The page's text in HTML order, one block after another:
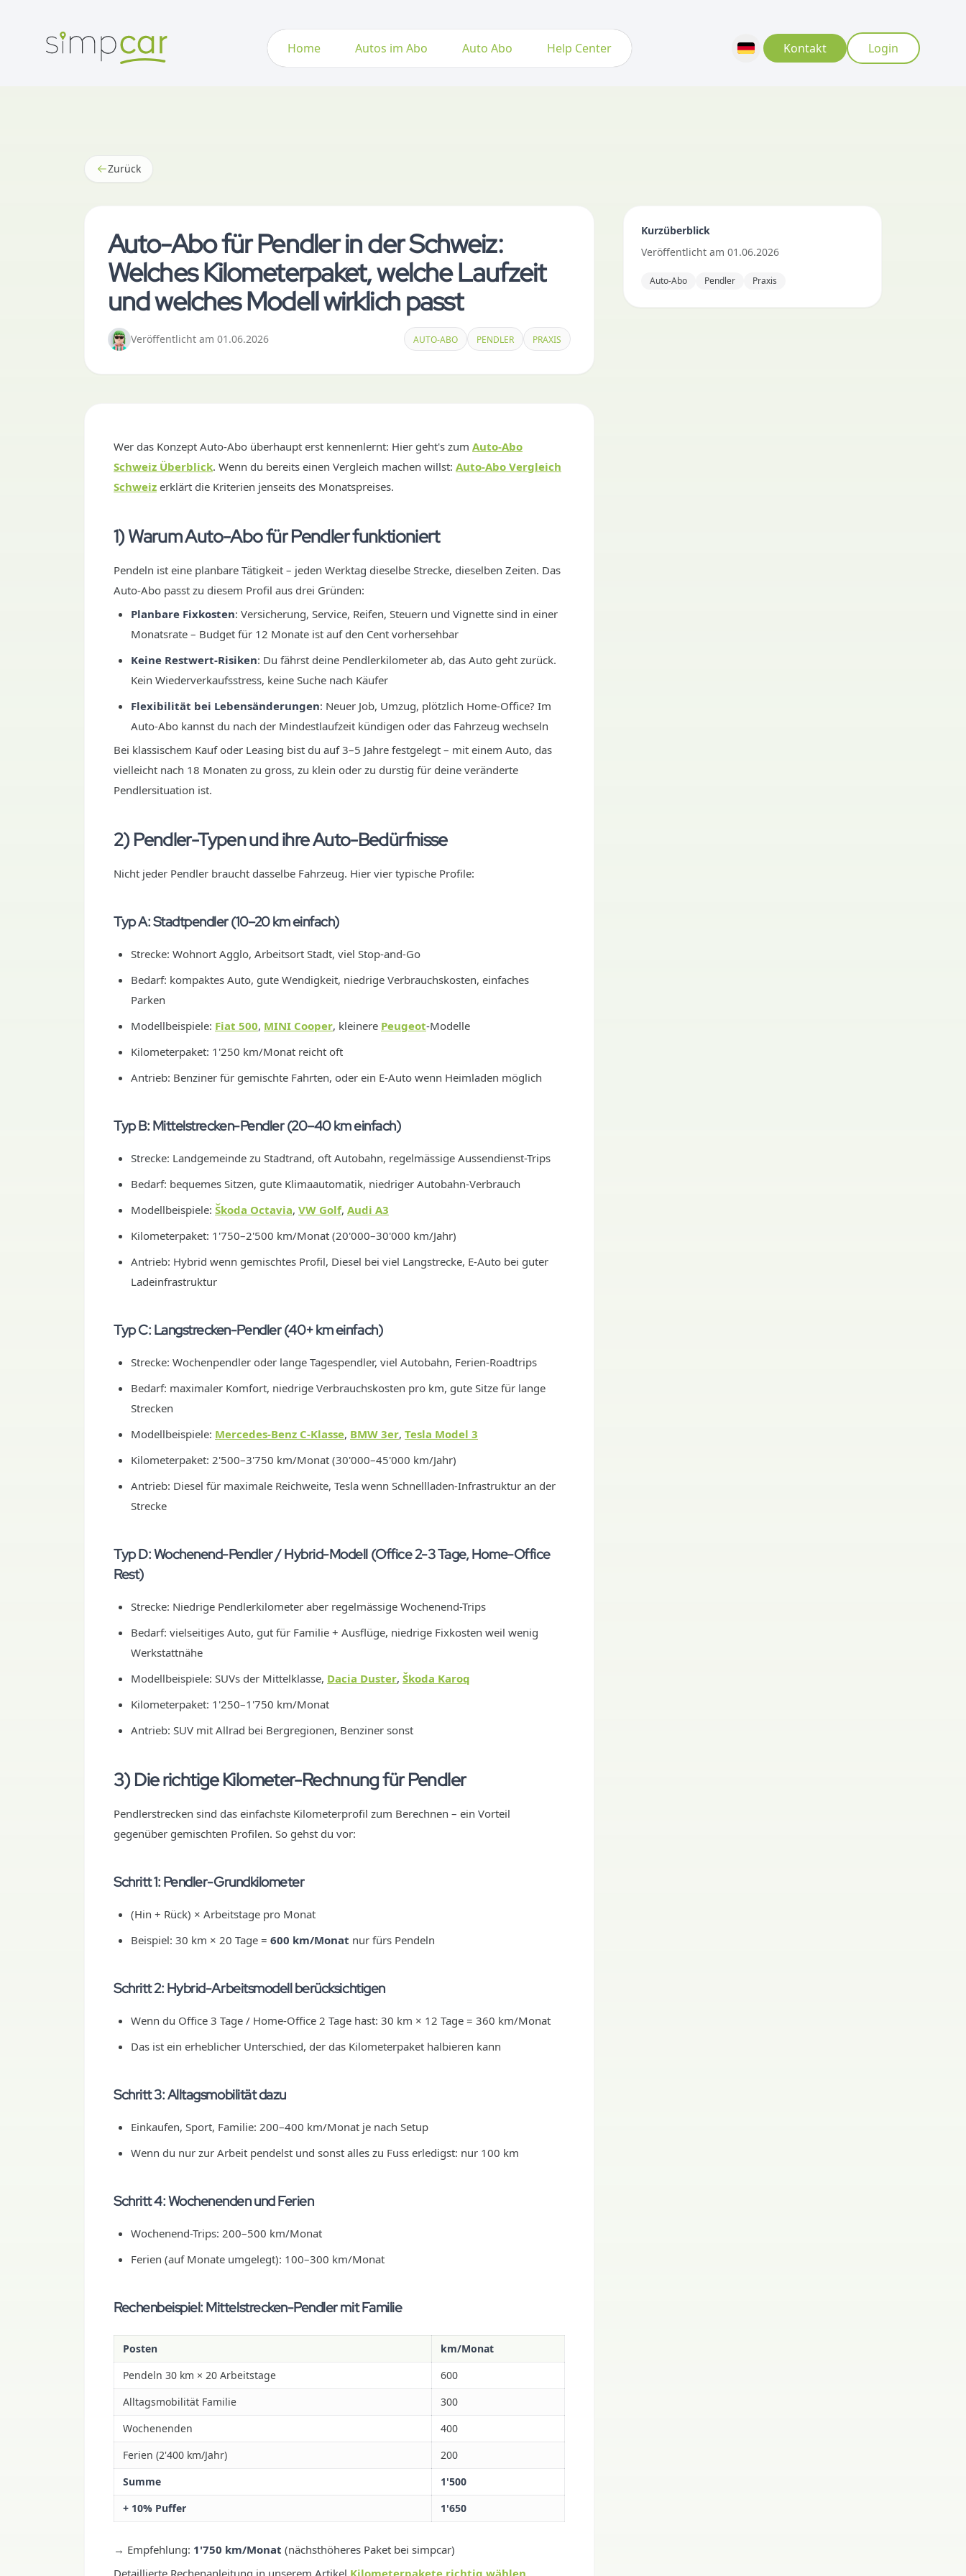
Home Autos im Abo Auto Abo Help Center Kontakt Login
Zurück
Auto-Abo für Pendler in der Schweiz:
Welches Kilometerpaket, welche Laufzeit
und welches Modell wirklich passt
Veröffentlicht am 01.06.2026 AUTO-ABO PENDLER PRAXIS
Wer das Konzept Auto-Abo überhaupt erst kennenlernt: Hier geht's zum Auto-Abo
Schweiz Überblick. Wenn du bereits einen Vergleich machen willst: Auto-Abo Vergleich
Schweiz erklärt die Kriterien jenseits des Monatspreises.
1) Warum Auto-Abo für Pendler funktioniert
Pendeln ist eine planbare Tätigkeit – jeden Werktag dieselbe Strecke, dieselben Zeiten. Das
Auto-Abo passt zu diesem Profil aus drei Gründen:
Planbare Fixkosten: Versicherung, Service, Reifen, Steuern und Vignette sind in einer
Monatsrate – Budget für 12 Monate ist auf den Cent vorhersehbar
Keine Restwert-Risiken: Du fährst deine Pendlerkilometer ab, das Auto geht zurück.
Kein Wiederverkaufsstress, keine Suche nach Käufer
Flexibilität bei Lebensänderungen: Neuer Job, Umzug, plötzlich Home-Office? Im
Auto-Abo kannst du nach der Mindestlaufzeit kündigen oder das Fahrzeug wechseln
Bei klassischem Kauf oder Leasing bist du auf 3–5 Jahre festgelegt – mit einem Auto, das
vielleicht nach 18 Monaten zu gross, zu klein oder zu durstig für deine veränderte
Pendlersituation ist.
2) Pendler-Typen und ihre Auto-Bedürfnisse
Nicht jeder Pendler braucht dasselbe Fahrzeug. Hier vier typische Profile:
Typ A: Stadtpendler (10–20 km einfach)
Strecke: Wohnort Agglo, Arbeitsort Stadt, viel Stop-and-Go
Bedarf: kompaktes Auto, gute Wendigkeit, niedrige Verbrauchskosten, einfaches
Parken
Modellbeispiele: Fiat 500, MINI Cooper, kleinere Peugeot-Modelle
Kilometerpaket: 1'250 km/Monat reicht oft
Antrieb: Benziner für gemischte Fahrten, oder ein E-Auto wenn Heimladen möglich
Typ B: Mittelstrecken-Pendler (20–40 km einfach)
Strecke: Landgemeinde zu Stadtrand, oft Autobahn, regelmässige Aussendienst-Trips
Bedarf: bequemes Sitzen, gute Klimaautomatik, niedriger Autobahn-Verbrauch
Modellbeispiele: Škoda Octavia, VW Golf, Audi A3
Kilometerpaket: 1'750–2'500 km/Monat (20'000–30'000 km/Jahr)
Antrieb: Hybrid wenn gemischtes Profil, Diesel bei viel Langstrecke, E-Auto bei guter
Ladeinfrastruktur
Typ C: Langstrecken-Pendler (40+ km einfach)
Strecke: Wochenpendler oder lange Tagespendler, viel Autobahn, Ferien-Roadtrips
Bedarf: maximaler Komfort, niedrige Verbrauchskosten pro km, gute Sitze für lange
Strecken
Modellbeispiele: Mercedes-Benz C-Klasse, BMW 3er, Tesla Model 3
Kilometerpaket: 2'500–3'750 km/Monat (30'000–45'000 km/Jahr)
Antrieb: Diesel für maximale Reichweite, Tesla wenn Schnellladen-Infrastruktur an der
Strecke
Typ D: Wochenend-Pendler / Hybrid-Modell (Office 2-3 Tage, Home-Office
Rest)
Strecke: Niedrige Pendlerkilometer aber regelmässige Wochenend-Trips
Bedarf: vielseitiges Auto, gut für Familie + Ausflüge, niedrige Fixkosten weil wenig
Werkstattnähe
Modellbeispiele: SUVs der Mittelklasse, Dacia Duster, Škoda Karoq
Kilometerpaket: 1'250–1'750 km/Monat
Antrieb: SUV mit Allrad bei Bergregionen, Benziner sonst
3) Die richtige Kilometer-Rechnung für Pendler
Pendlerstrecken sind das einfachste Kilometerprofil zum Berechnen – ein Vorteil
gegenüber gemischten Profilen. So gehst du vor:
Schritt 1: Pendler-Grundkilometer
(Hin + Rück) × Arbeitstage pro Monat
Beispiel: 30 km × 20 Tage = 600 km/Monat nur fürs Pendeln
Schritt 2: Hybrid-Arbeitsmodell berücksichtigen
Wenn du Office 3 Tage / Home-Office 2 Tage hast: 30 km × 12 Tage = 360 km/Monat
Das ist ein erheblicher Unterschied, der das Kilometerpaket halbieren kann
Schritt 3: Alltagsmobilität dazu
Einkaufen, Sport, Familie: 200–400 km/Monat je nach Setup
Wenn du nur zur Arbeit pendelst und sonst alles zu Fuss erledigst: nur 100 km
Schritt 4: Wochenenden und Ferien
Wochenend-Trips: 200–500 km/Monat
Ferien (auf Monate umgelegt): 100–300 km/Monat
Rechenbeispiel: Mittelstrecken-Pendler mit Familie
Posten
km/Monat
Pendeln 30 km × 20 Arbeitstage
600
Alltagsmobilität Familie
300
Wochenenden
400
Ferien (2'400 km/Jahr)
200
Summe
1'500
+ 10% Puffer
1'650
→ Empfehlung: 1'750 km/Monat (nächsthöheres Paket bei simpcar)
Detaillierte Rechenanleitung in unserem Artikel Kilometerpakete richtig wählen
Kurzüberblick
Veröffentlicht am 01.06.2026
Auto-Abo Pendler Praxis